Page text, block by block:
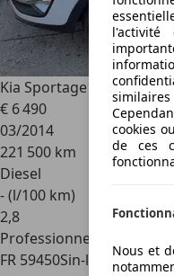
Kia Sportage1.7 CRDI
€ 6 490
03/2014
221 500 km
Diesel
- (l/100 km)
2,8
Professionnel
FR 59450Sin-le-noble
cookies
de ces
Nous et